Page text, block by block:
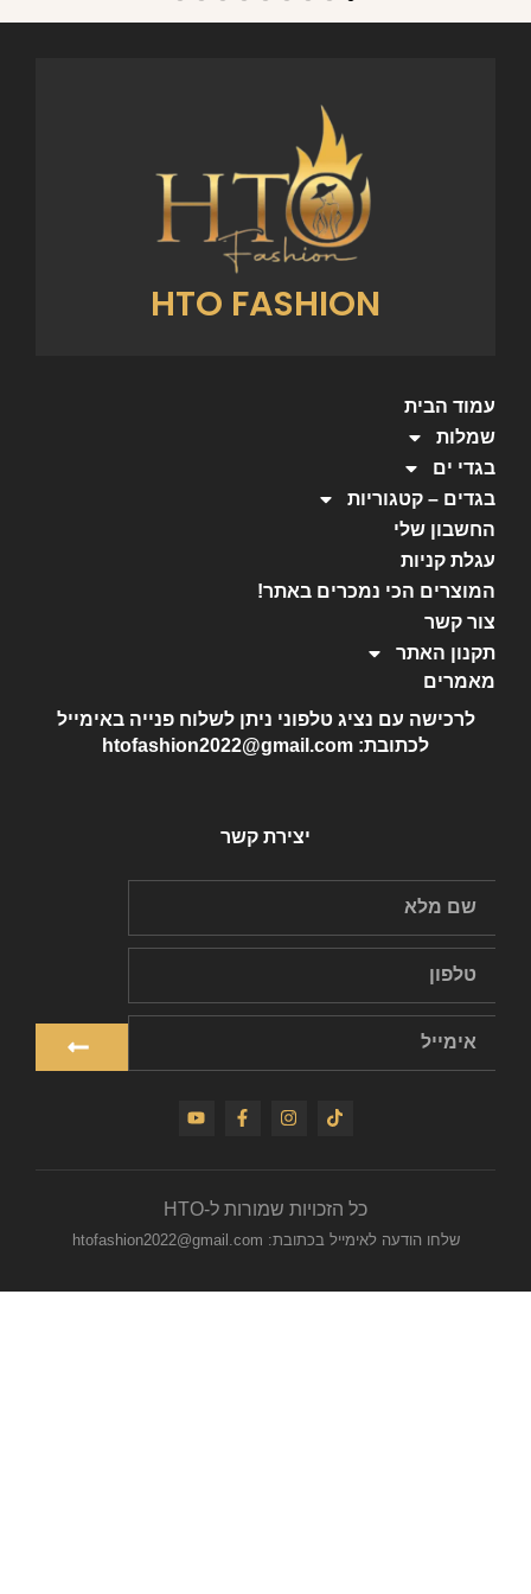
HTO FASHION
עמוד הבית
שמלות
בגדי ים
בגדים – קטגוריות
החשבון שלי
עגלת קניות
המוצרים הכי נמכרים באתר!
צור קשר
תקנון האתר
מאמרים
לרכישה עם נציג טלפוני ניתן לשלוח פנייה באימייל
לכתובת: htofashion2022@gmail.com
יצירת קשר
כל הזכויות שמורות ל-HTO
שלחו הודעה לאימייל בכתובת: htofashion2022@gmail.com